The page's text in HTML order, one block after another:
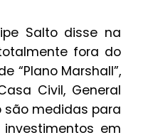
Salto disse na
fora do
“Plano Marshall”,
Civil, General
são medidas para
em